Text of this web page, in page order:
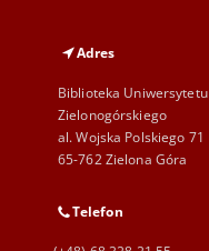
Adres
Biblioteka Uniwersytetu
Zielonogórskiego
al. Wojska Polskiego 71
65-762 Zielona Góra
Telefon